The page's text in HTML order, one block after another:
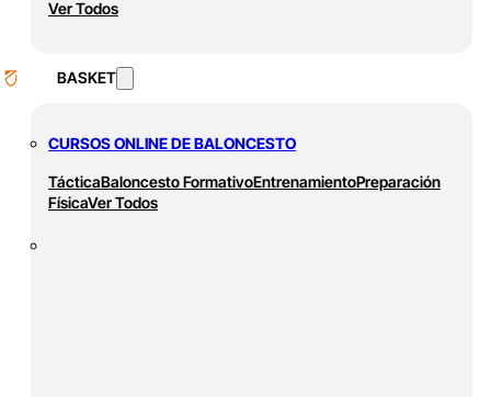
Ver Todos
BASKET
CURSOS ONLINE DE BALONCESTO
TácticaBaloncesto FormativoEntrenamientoPreparación
FísicaVer Todos